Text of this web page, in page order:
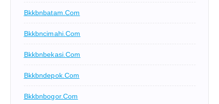
Bkkbnbatam.com
Bkkbncimahi.com
Bkkbnbekasi.com
Bkkbndepok.com
Bkkbnbogor.com